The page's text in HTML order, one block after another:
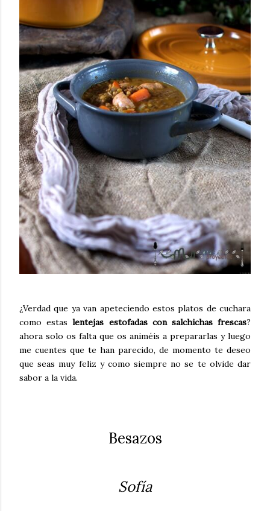
¿Verdad que ya van apeteciendo estos platos de cuchara
como estaslentejas estofadas con salchichas frescas?
ahora solo os falta que os animéis a prepararlas y luego
me cuentes que te han parecido, de momento te deseo
que seas muy feliz y como siempre no se te olvide dar
sabor a la vida.
Besazos
Sofía